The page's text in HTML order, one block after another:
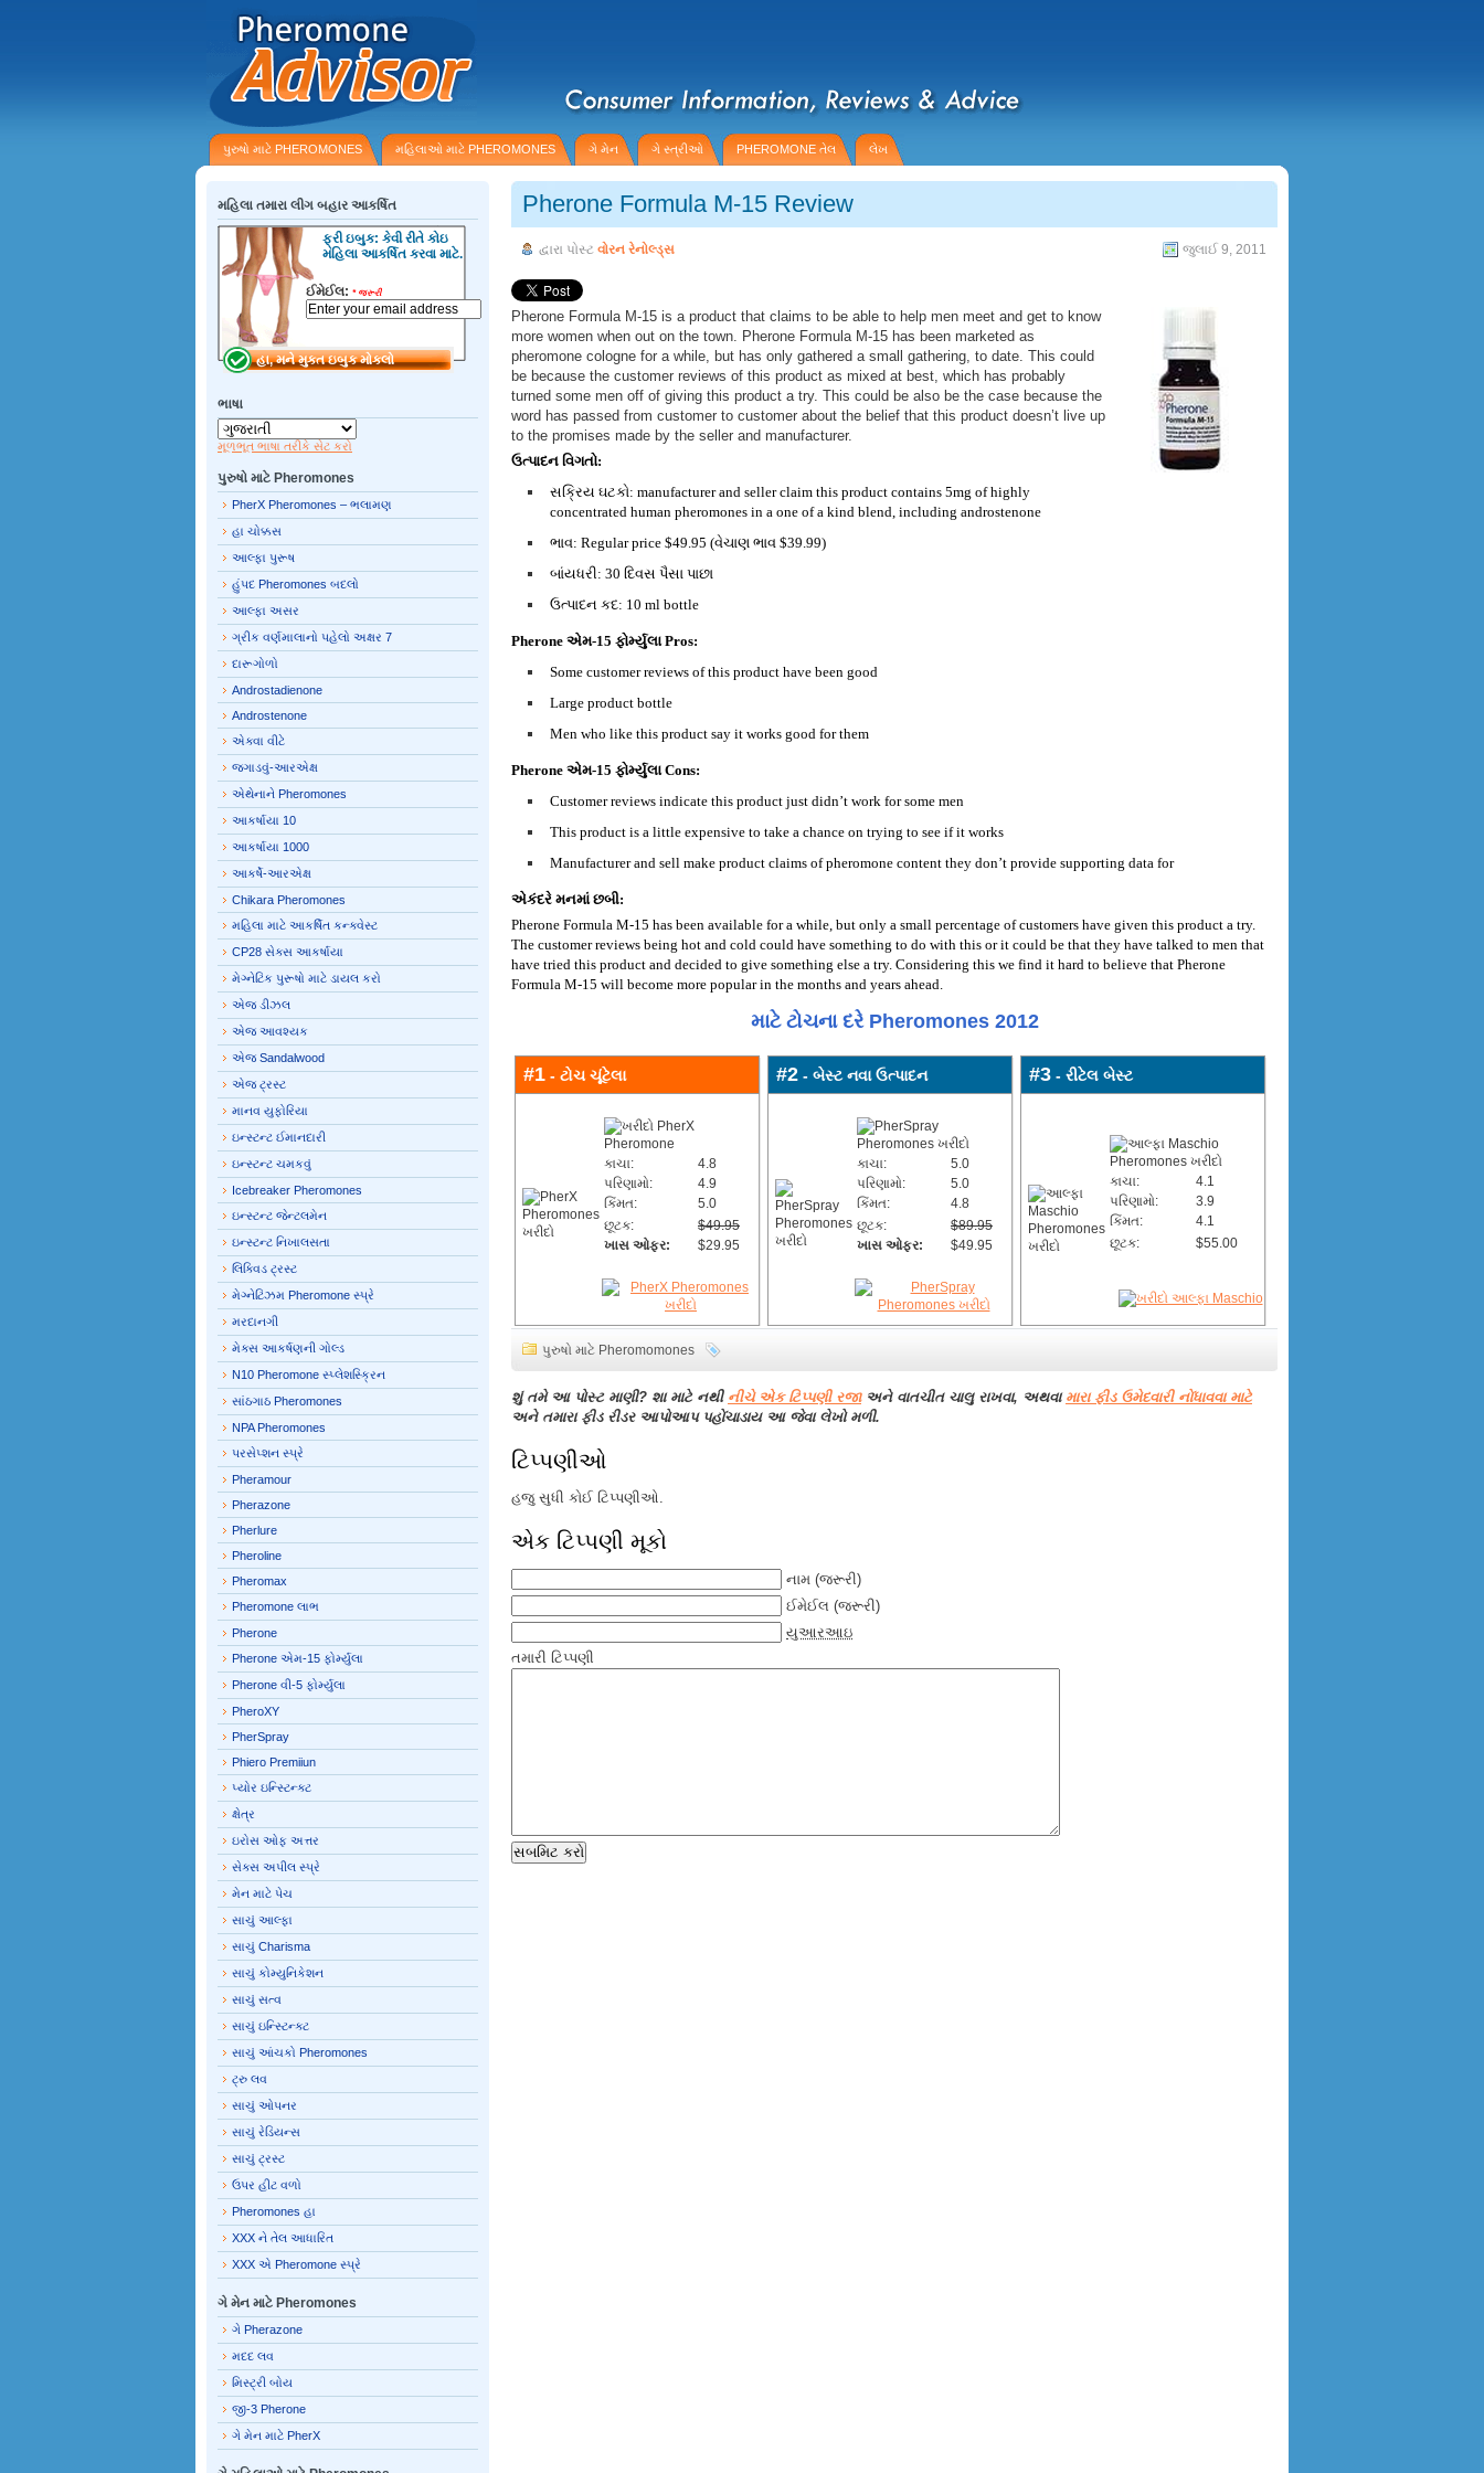
પુરુષો માટે PHEROMONES મહિલાઓ માટે PHEROMONES ગે મેન ગે સ્ત્રીઓ PHEROMONE તેલ લેખ
Pherone Formula M-15 Review
દ્વારા પોસ્ટ વોરન રેનોલ્ડ્સ જુલાઈ 9, 2011
Pherone Formula M-15 is a product that claims to be able to help men meet and get to know
more women when out on the town. Pherone Formula M-15 has been marketed as
pheromone cologne for a while, but has only gathered a small gathering, to date. This could
be because the customer reviews of this product as mixed at best, which has probably
turned some men off of giving this product a try. This could be also be the case because the
word has passed from customer to customer about the belief that this product doesn’t live up
to the promises made by the seller and manufacturer.
ઉત્પાદન વિગતો:
સક્રિય ઘટકો: manufacturer and seller claim this product contains 5mg of highly
concentrated human pheromones in a one of a kind blend, including androstenone
ભાવ: Regular price $49.95 (વેચાણ ભાવ $39.99)
બાંયધરી: 30 દિવસ પૈસા પાછા
ઉત્પાદન કદ: 10 ml bottle
Pherone એમ-15 ફોર્મ્યુલાPros:
Some customer reviews of this product have been good
Large product bottle
Men who like this product say it works good for them
Pherone એમ-15 ફોર્મ્યુલાCons:
Customer reviews indicate this product just didn’t work for some men
This product is a little expensive to take a chance on trying to see if it works
Manufacturer and sell make product claims of pheromone content they don’t provide supporting data for
એકંદરે મનમાં છબી:
Pherone Formula M-15 has been available for a while, but only a small percentage of customers have given this product a try.
The customer reviews being hot and cold could have something to do with this or it could be that they have talked to men that
have tried this product and decided to give something else a try. Considering this we find it hard to believe that Pherone
Formula M-15 will become more popular in the months and years ahead.
માટે ટોચના દરે Pheromones 2012
#1 - ટોચ ચૂંટેલા
કાચા:
4.8
પરિણામો:
4.9
કિંમત:
5.0
છૂટક:
$49.95
ખાસ ઓફર:
$29.95
#2 - બેસ્ટ નવા ઉત્પાદન
કાચા:
5.0
પરિણામો:
5.0
કિંમત:
4.8
છૂટક:
$89.95
ખાસ ઓફર:
$49.95
#3 - રીટેલ બેસ્ટ
કાચા:
4.1
પરિણામો:
3.9
કિંમત:
4.1
છૂટક:
$55.00
પુરુષો માટે Pheromomones
શું તમે આ પોસ્ટ માણી? શા માટે નથી નીચે એક ટિપ્પણી રજાઅને વાતચીત ચાલુ રાખવા, અથવા મારા ફીડ ઉમેદવારી નોંધાવવા માટે
અને તમારા ફીડ રીડર આપોઆપ પહોંચાડાય આ જેવા લેખો મળી.
ટિપ્પણીઓ
હજુ સુધી કોઈ ટિપ્પણીઓ.
એક ટિપ્પણી મૂકો
નામ (જરૂરી)
ઈમેઈલ (જરૂરી)
યુઆરઆઇ
તમારી ટિપ્પણી
મહિલા તમારા લીગ બહાર આકર્ષિત
ફ્રી ઇબુક: કેવી રીતે કોઇ
મહિલા આકર્ષિત કરવા માટે.
ઈમેઈલ: *જરૂરી
ભાષા
મૂળભૂત ભાષા તરીકે સેટ કરો
પુરુષો માટે Pheromones
PherX Pheromones – ભલામણ
હા ચોક્કસ
આલ્ફા પુરૂષ
હુંપદ Pheromones બદલો
આલ્ફા અસર
ગ્રીક વર્ણમાલાનો પહેલો અક્ષર 7
દારૂગોળો
Androstadienone
Androstenone
એક્વા વીટે
જગાડવું-આરએક્ષ
એથેનાને Pheromones
આકર્ષાયા 10
આકર્ષાયા 1000
આકર્ષે-આરએક્ષ
Chikara Pheromones
મહિલા માટે આકર્ષિત કન્ક્વેસ્ટ
CP28 સેક્સ આકર્ષાયા
મેગ્નેટિક પુરૂષો માટે ડાયલ કરો
એજ ડીઝલ
એજ આવશ્યક
એજ Sandalwood
એજ ટ્રસ્ટ
માનવ યુફોરિયા
ઇન્સ્ટન્ટ ઈમાનદારી
ઇન્સ્ટન્ટ ચમકવું
Icebreaker Pheromones
ઇન્સ્ટન્ટ જેન્ટલમેન
ઇન્સ્ટન્ટ નિખાલસતા
લિક્વિડ ટ્રસ્ટ
મેગ્નેટિઝમ Pheromone સ્પ્રે
મરદાનગી
મેક્સ આકર્ષણની ગોલ્ડ
N10 Pheromone સ્પ્લેશસ્ક્રિન
સાંઠગાઠ Pheromones
NPA Pheromones
પરસેપ્શન સ્પ્રે
Pheramour
Pherazone
Pherlure
Pheroline
Pheromax
Pheromone લાભ
Pherone
Pherone એમ-15 ફોર્મ્યુલા
Pherone વી-5 ફોર્મ્યુલા
PheroXY
PherSpray
Phiero Premiiun
પ્યોર ઇન્સ્ટિન્ક્ટ
ક્ષેત્ર
ઇરોસ ઓફ અત્તર
સેક્સ અપીલ સ્પ્રે
મેન માટે પેચ
સાચું આલ્ફા
સાચું Charisma
સાચું કોમ્યુનિકેશન
સાચું સત્વ
સાચું ઇન્સ્ટિન્ક્ટ
સાચું આંચકો Pheromones
ટ્રુ લવ
સાચું ઓપનર
સાચું રેડિયન્સ
સાચું ટ્રસ્ટ
ઉપર હીટ વળો
Pheromones હા
XXX ને તેલ આધારિત
XXX એ Pheromone સ્પ્રે
ગે મેન માટે Pheromones
ગે Pherazone
મદદ લવ
મિસ્ટ્રી બોય
જી-3 Pherone
ગે મેન માટે PherX